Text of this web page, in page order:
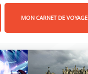
MON CARNET DE VOYAGE